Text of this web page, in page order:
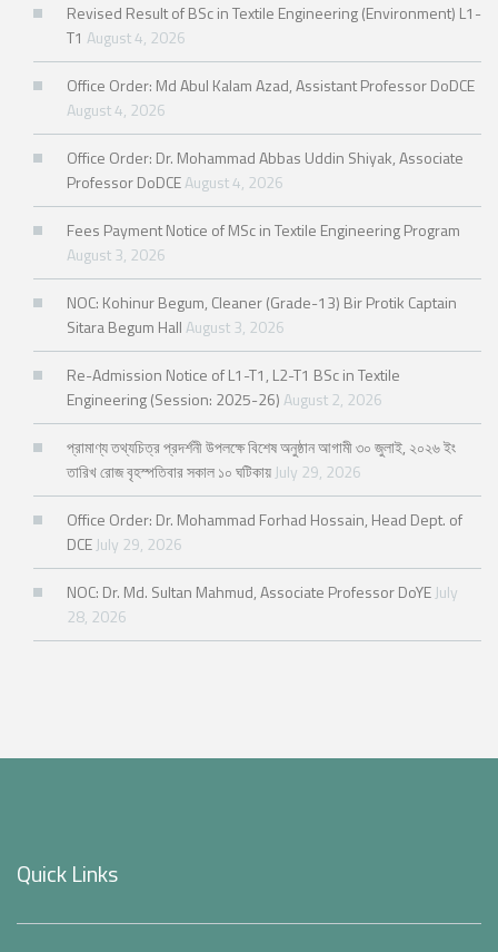
Revised Result of BSc in Textile Engineering (Environment) L1-
T1 August 4, 2026
Office Order: Md Abul Kalam Azad, Assistant Professor DoDCE
August 4, 2026
Office Order: Dr. Mohammad Abbas Uddin Shiyak, Associate
Professor DoDCEAugust 4, 2026
Fees Payment Notice of MSc in Textile Engineering Program
August 3, 2026
NOC: Kohinur Begum, Cleaner (Grade-13) Bir Protik Captain
Sitara Begum HallAugust 3, 2026
Re-Admission Notice of L1-T1, L2-T1 BSc in Textile
Engineering (Session: 2025-26)August 2, 2026
প্রামাণ্য তথ্যচিত্র প্রদর্শনী উপলক্ষে বিশেষ অনুষ্ঠান আগামী ৩০ জুলাই, ২০২৬ ইং
তারিখ রোজ বৃহস্পতিবার সকাল ১০ ঘটিকায় July 29, 2026
Office Order: Dr. Mohammad Forhad Hossain, Head Dept. of
DCE July 29, 2026
NOC: Dr. Md. Sultan Mahmud, Associate Professor DoYE July
28, 2026
Quick Links